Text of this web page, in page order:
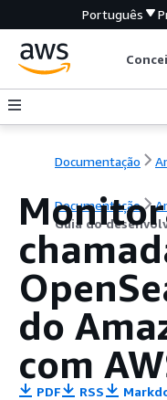
Português
Documentação
Documentação
Guia do
do
com
PDF RSS